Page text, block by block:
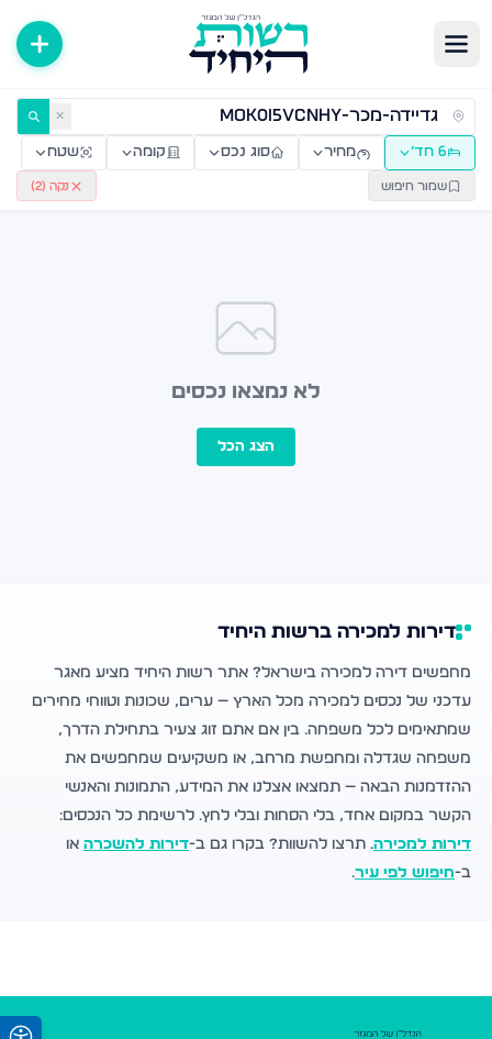
דירות למכירה ולהשכרה — רשות היחיד ✕
6 חד׳ מחיר סוג נכס קומה שטח
שמור חיפוש נקה (2
)
לא נמצאו נכסים
הצג הכל
דירות למכירה ברשות היחיד
מחפשים דירה למכירה בישראל? אתר רשות היחיד מציע מאגר
עדכני של נכסים למכירה מכל הארץ — ערים, שכונות וטווחי מחירים
שמתאימים לכל משפחה. בין אם אתם זוג צעיר בתחילת הדרך,
משפחה שגדלה ומחפשת מרחב, או משקיעים שמחפשים את
ההזדמנות הבאה — תמצאו אצלנו את המידע, התמונות והאנשי
הקשר במקום אחד, בלי הסחות ובלי לחץ. לרשימת כל הנכסים:
דירות למכירה. תרצו להשוות? בקרו גם ב-דירות להשכרה או
ב-חיפוש לפי עיר.